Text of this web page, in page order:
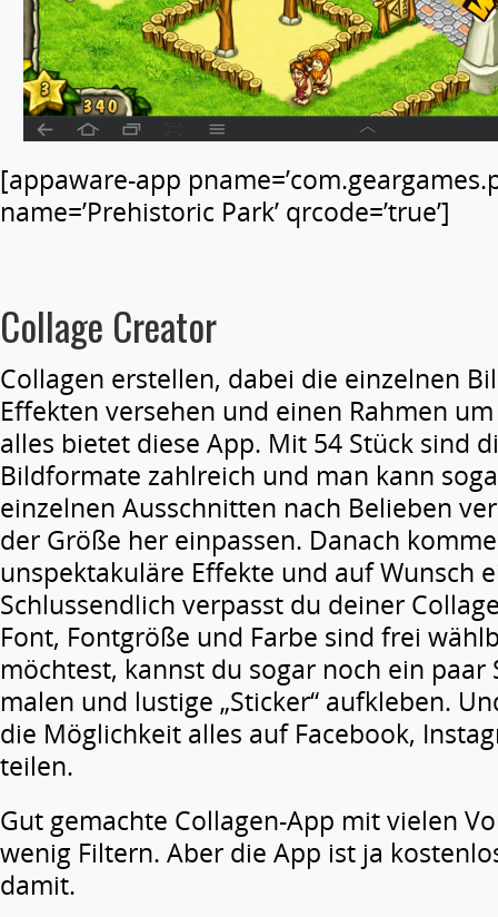
[appaware-app
name=’Prehistoric Park’ qrcode=’true’]
Collage Creator
Collagen erstellen, dabei die einzelnen
Effekten versehen und einen Rahmen
alles bietet diese App. Mit 54 Stück sind
Bildformate zahlreich und man kann
einzelnen Ausschnitten nach Belieben
der Größe her einpassen. Danach
unspektakuläre Effekte und auf Wunsch
Schlussendlich verpasst du deiner
Font, Fontgröße und Farbe sind frei
möchtest, kannst du sogar noch ein paar
malen und lustige „Sticker“ aufkleben.
die Möglichkeit alles auf Facebook,
teilen.
Gut gemachte Collagen-App mit vielen
wenig Filtern. Aber die App ist ja
damit.